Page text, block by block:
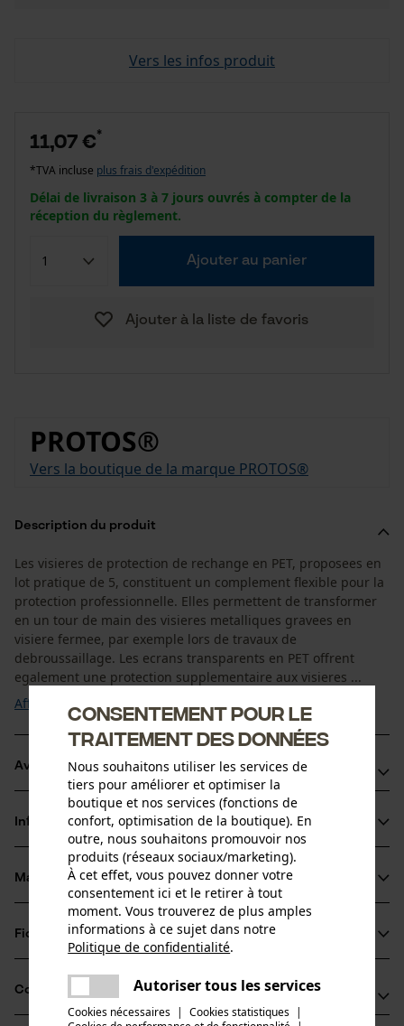
Vers les infos produit
11,07 €*
*TVA incluse plus frais d'expédition
Délai de livraison 3 à 7 jours ouvrés à compter de la
réception du règlement.
Ajouter au panier
Ajouter à la liste de favoris
PROTOS®
Vers la boutique de la marque PROTOS®
Description du produit
Les visieres de protection de rechange en PET, proposees en
lot pratique de 5, constituent un complement flexible pour la
protection professionnelle. Elles permettent de transformer
en un tour de main des visieres metalliques gravees en
visiere fermee, par exemple lors de travaux de
debroussaillage. Les ecrans transparents en PET offrent
egalement une protection supplementaire aux visieres ...
Afficher plus
Avantages du produit
Permet de transformer des visieres metalliques en visieres
fermees
Protection supplementaire des visieres Clear contre les
rayures
Materiau PET robuste
Informations sur le produit
Détails du produit
Type dactivité
Protéger
Groupe dâge
Matériau & entretien
Matériau
Matériau principal
Fiches techniques
Fiche de données de sécurité du produit (PDF)
Compatibilité
Consentement pour le
traitement des données
Nous souhaitons utiliser les services de
tiers pour améliorer et optimiser la
boutique et nos services (fonctions de
confort, optimisation de la boutique). En
outre, nous souhaitons promouvoir nos
produits (réseaux sociaux/marketing).
À cet effet, vous pouvez donner votre
consentement ici et le retirer à tout
moment. Vous trouverez de plus amples
informations à ce sujet dans notre
Politique de confidentialité.
Autoriser tous les services
Cookies nécessaires | Cookies statistiques |
Une erreur s'est produite. Veuillez
essayer encore.
partager
partager